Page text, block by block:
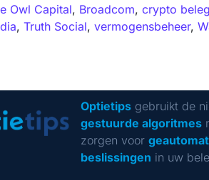
Owl Capital, Broadcom, crypto
, Truth Social, vermogensbeheer,
Optietips gebruikt de
gestuurde algoritmes
zorgen voor
beslissingen in uw